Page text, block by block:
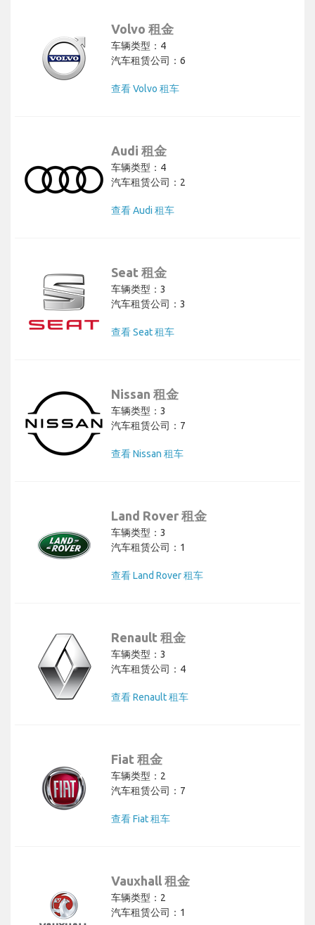
Volvo 租金
车辆类型：4
汽车租赁公司：6
查看 Volvo 租车
Audi 租金
车辆类型：4
汽车租赁公司：2
查看 Audi 租车
Seat 租金
车辆类型：3
汽车租赁公司：3
查看 Seat 租车
Nissan 租金
车辆类型：3
汽车租赁公司：7
查看 Nissan 租车
Land Rover 租金
车辆类型：3
汽车租赁公司：1
查看 Land Rover 租车
Renault 租金
车辆类型：3
汽车租赁公司：4
查看 Renault 租车
Fiat 租金
车辆类型：2
汽车租赁公司：7
查看 Fiat 租车
Vauxhall 租金
车辆类型：2
汽车租赁公司：1